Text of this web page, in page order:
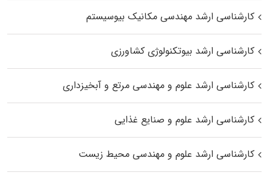
کارشناسی ارشد مهندسی مکانیک بیوسیستم
کارشناسی ارشد بیوتکنولوژی کشاورزی
کارشناسی ارشد علوم و مهندسی مرتع و آبخیزداری
کارشناسی ارشد علوم و صنایع غذایی
کارشناسی ارشد علوم و مهندسی محیط زیست